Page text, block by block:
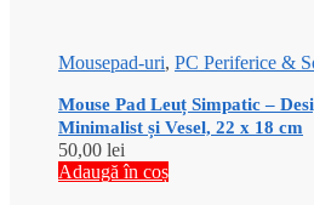
Mousepad-uri, PC Periferice &
Mouse Pad Leuț Simpatic –
Minimalist și Vesel, 22 x 18 cm
50,00 lei
Adaugă în coș